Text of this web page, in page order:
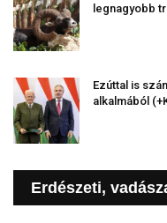
legnagyobb
Ezúttal is
alkalmából
Erdészeti,